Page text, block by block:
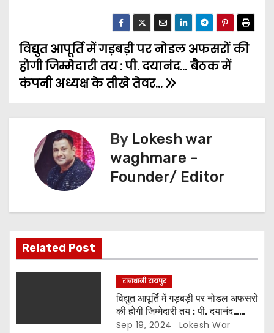
e
b
o
k
t
t
e
i
l
a
t
s
A
s
s
e
n
e
r
l
e
g
r
m
a
r
e
P
o
v
i
g
विद्युत आपूर्ति में गड़बड़ी पर नोडल अफसरों की
होगी जिम्मेदारी तय : पी. दयानंद… बैठक में
कंपनी अध्यक्ष के तीखे तेवर…
By Lokesh war
waghmare -
Founder/ Editor
Related Post
राजधानी रायपुर
विद्युत आपूर्ति में गड़बड़ी पर नोडल अफसरों
की होगी जिम्मेदारी तय : पी. दयानंद…
बैठक में कंपनी अध्यक्ष के तीखे तेवर…
Sep 19, 2024
Lokesh War